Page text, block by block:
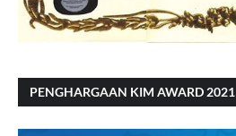
PENGHARGAAN KIM AWARD 2021